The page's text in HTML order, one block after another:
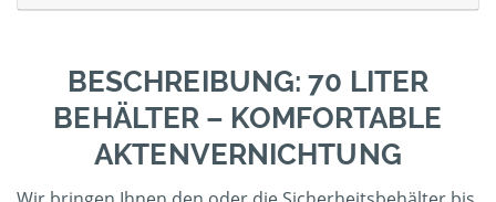
BESCHREIBUNG: 70 LITER
BEHÄLTER – KOMFORTABLE
AKTENVERNICHTUNG